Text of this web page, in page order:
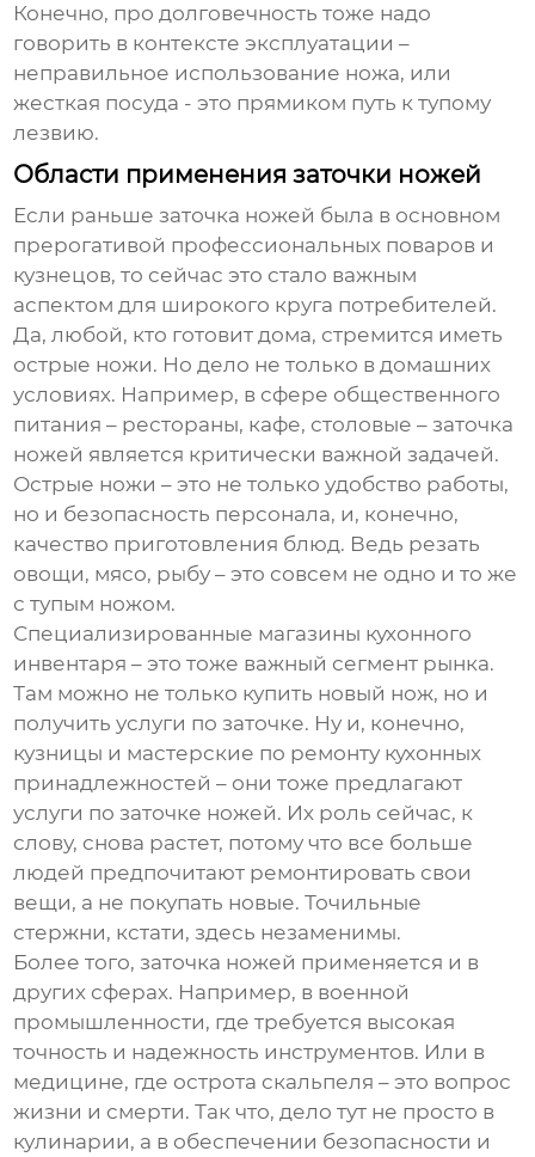
Конечно, про долговечность тоже надо
говорить в контексте эксплуатации –
неправильное использование ножа, или
жесткая посуда - это прямиком путь к тупому
лезвию.
Области применения заточки ножей
Если раньше заточка ножей была в основном
прерогативой профессиональных поваров и
кузнецов, то сейчас это стало важным
аспектом для широкого круга потребителей.
Да, любой, кто готовит дома, стремится иметь
острые ножи. Но дело не только в домашних
условиях. Например, в сфере общественного
питания – рестораны, кафе, столовые – заточка
ножей является критически важной задачей.
Острые ножи – это не только удобство работы,
но и безопасность персонала, и, конечно,
качество приготовления блюд. Ведь резать
овощи, мясо, рыбу – это совсем не одно и то же
с тупым ножом.
Специализированные магазины кухонного
инвентаря – это тоже важный сегмент рынка.
Там можно не только купить новый нож, но и
получить услуги по заточке. Ну и, конечно,
кузницы и мастерские по ремонту кухонных
принадлежностей – они тоже предлагают
услуги по заточке ножей. Их роль сейчас, к
слову, снова растет, потому что все больше
людей предпочитают ремонтировать свои
вещи, а не покупать новые.Точильные
стержни, кстати, здесь незаменимы.
Более того, заточка ножей применяется и в
других сферах. Например, в военной
промышленности, где требуется высокая
точность и надежность инструментов. Или в
медицине, где острота скальпеля – это вопрос
жизни и смерти. Так что, дело тут не просто в
кулинарии, а в обеспечении безопасности и